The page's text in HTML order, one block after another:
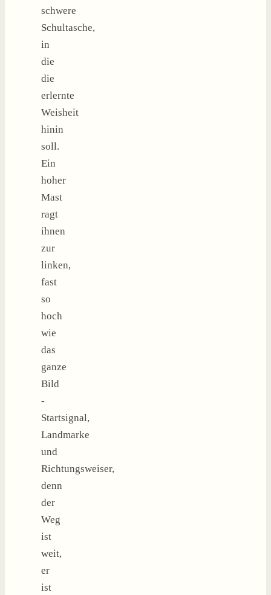
schwere
Schultasche,
in
die
die
erlernte
Weisheit
hinin
soll.
Ein
hoher
Mast
ragt
ihnen
zur
linken,
fast
so
hoch
wie
das
ganze
Bild
-
Startsignal,
Landmarke
und
Richtungsweiser,
denn
der
Weg
ist
weit,
er
ist